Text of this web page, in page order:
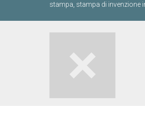
stampa, stampa di invenzione